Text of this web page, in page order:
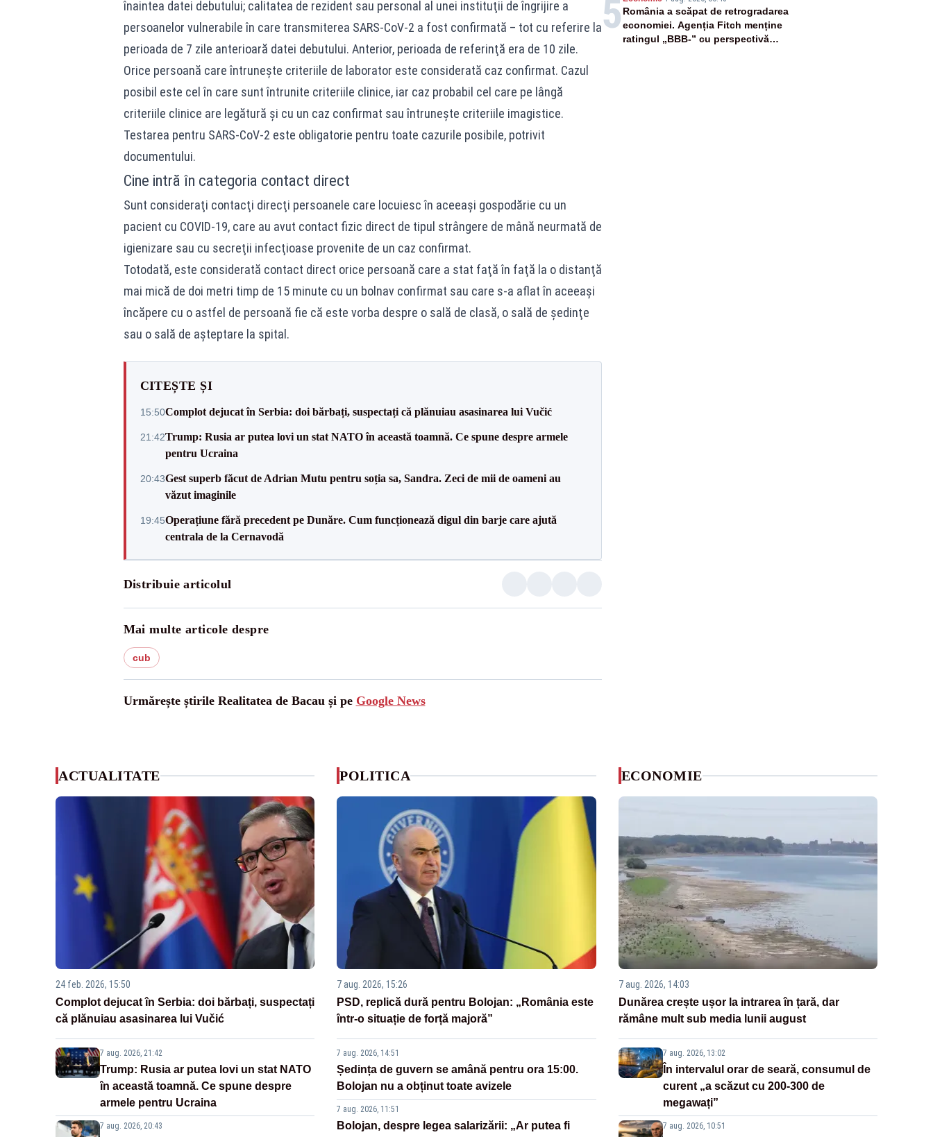
înaintea datei debutului; calitatea de rezident sau personal al unei instituţii de îngrijire a
persoanelor vulnerabile în care transmiterea SARS-CoV-2 a fost confirmată – tot cu referire la
perioada de 7 zile anterioară datei debutului. Anterior, perioada de referinţă era de 10 zile.
Orice persoană care întruneşte criteriile de laborator este considerată caz confirmat. Cazul
posibil este cel în care sunt întrunite criteriile clinice, iar caz probabil cel care pe lângă
criteriile clinice are legătură şi cu un caz confirmat sau întruneşte criteriile imagistice.
Testarea pentru SARS-CoV-2 este obligatorie pentru toate cazurile posibile, potrivit
documentului.
Cine intră în categoria contact direct
Sunt consideraţi contacţi direcţi persoanele care locuiesc în aceeaşi gospodărie cu un
pacient cu COVID-19, care au avut contact fizic direct de tipul strângere de mână neurmată de
igienizare sau cu secreţii infecţioase provenite de un caz confirmat.
Totodată, este considerată contact direct orice persoană care a stat faţă în faţă la o distanţă
mai mică de doi metri timp de 15 minute cu un bolnav confirmat sau care s-a aflat în aceeaşi
încăpere cu o astfel de persoană fie că este vorba despre o sală de clasă, o sală de şedinţe
sau o sală de aşteptare la spital.
CITEȘTE ȘI
15:50Complot dejucat în Serbia: doi bărbați, suspectați că plănuiau asasinarea lui Vučić
21:42Trump: Rusia ar putea lovi un stat NATO în această toamnă. Ce spune despre armele
pentru Ucraina
20:43Gest superb făcut de Adrian Mutu pentru soția sa, Sandra. Zeci de mii de oameni au
văzut imaginile
19:45Operațiune fără precedent pe Dunăre. Cum funcționează digul din barje care ajută
centrala de la Cernavodă
Distribuie articolul
Mai multe articole despre
cub
Urmărește știrile Realitatea de Bacau și pe Google News
5 România a scăpat de retrogradarea
economiei. Agenția Fitch menține
ratingul „BBB-” cu perspectivă
ACTUALITATE
24 feb. 2026, 15:50
Complot dejucat în Serbia: doi bărbați, suspectați
că plănuiau asasinarea lui Vučić
7 aug. 2026, 21:42
Trump: Rusia ar putea lovi un stat NATO
în această toamnă. Ce spune despre
armele pentru Ucraina
7 aug. 2026, 20:43
POLITICA
7 aug. 2026, 15:26
PSD, replică dură pentru Bolojan: „România este
într-o situație de forță majoră”
7 aug. 2026, 14:51
Ședința de guvern se amână pentru ora 15:00.
Bolojan nu a obținut toate avizele
7 aug. 2026, 11:51
Bolojan, despre legea salarizării: „Ar putea fi
ECONOMIE
7 aug. 2026, 14:03
Dunărea crește ușor la intrarea în țară, dar
rămâne mult sub media lunii august
7 aug. 2026, 13:02
În intervalul orar de seară, consumul de
curent „a scăzut cu 200-300 de
megawați”
7 aug. 2026, 10:51